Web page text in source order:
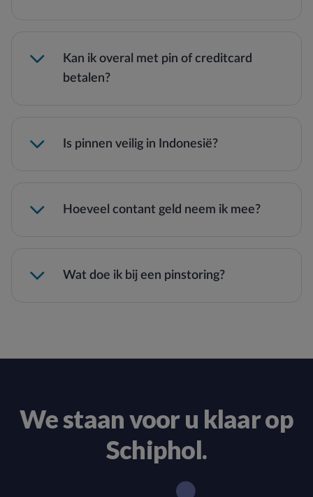
Kan ik overal met pin of creditcard
betalen?
Is pinnen veilig in Indonesië?
Hoeveel contant geld neem ik mee?
Wat doe ik bij een pinstoring?
We staan voor u klaar op
Schiphol.